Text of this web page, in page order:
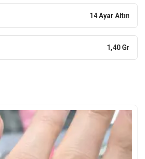
14 Ayar Altın
1,40 Gr